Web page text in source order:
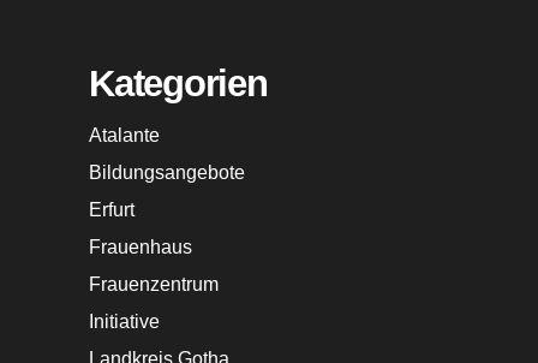
Kategorien
Atalante
Bildungsangebote
Erfurt
Frauenhaus
Frauenzentrum
Initiative
Landkreis Gotha